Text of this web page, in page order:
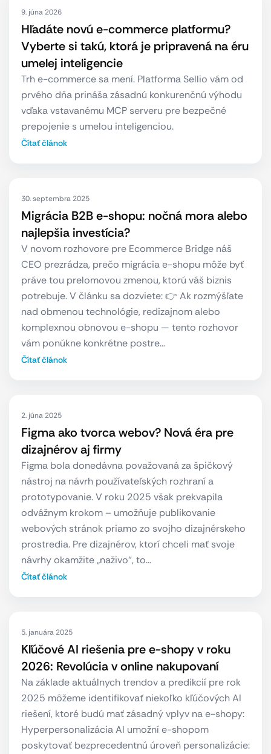
9. júna 2026
Hľadáte novú e-commerce platformu?
Vyberte si takú, ktorá je pripravená na éru
umelej inteligencie
Trh e-commerce sa mení. Platforma Sellio vám od
prvého dňa prináša zásadnú konkurenčnú výhodu
vďaka vstavanému MCP serveru pre bezpečné
prepojenie s umelou inteligenciou.
Čítať článok
30. septembra 2025
Migrácia B2B e-shopu: nočná mora alebo
najlepšia investícia?
V novom rozhovore pre Ecommerce Bridge náš
CEO prezrádza, prečo migrácia e-shopu môže byť
práve tou prelomovou zmenou, ktorú váš biznis
potrebuje. V článku sa dozviete: 👉 Ak rozmýšľate
nad obmenou technológie, redizajnom alebo
komplexnou obnovou e-shopu — tento rozhovor
vám ponúkne konkrétne postre…
Čítať článok
2. júna 2025
Figma ako tvorca webov? Nová éra pre
dizajnérov aj firmy
Figma bola donedávna považovaná za špičkový
nástroj na návrh používateľských rozhraní a
prototypovanie. V roku 2025 však prekvapila
odvážnym krokom – umožňuje publikovanie
webových stránok priamo zo svojho dizajnérskeho
prostredia. Pre dizajnérov, ktorí chceli mať svoje
návrhy okamžite „naživo“, to…
Čítať článok
5. januára 2025
Kľúčové AI riešenia pre e-shopy v roku
2026: Revolúcia v online nakupovaní
Na základe aktuálnych trendov a predikcií pre rok
2025 môžeme identifikovať niekoľko kľúčových AI
riešení, ktoré budú mať zásadný vplyv na e-shopy:
Hyperpersonalizácia AI umožní e-shopom
poskytovať bezprecedentnú úroveň personalizácie: